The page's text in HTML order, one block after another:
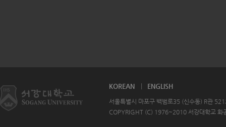
KOREAN ENGLISH
서울특별시 마포구 백범로35 (신수동) R
COPYRIGHT (C) 1976~2010 서강대학교 화